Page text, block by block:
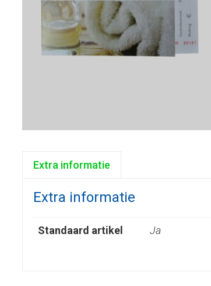
Extra informatie
Extra informatie
Standaard artikel Ja